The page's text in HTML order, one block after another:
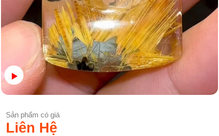
Sản phẩm có giá
Liên Hệ